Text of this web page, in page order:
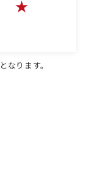
ります。